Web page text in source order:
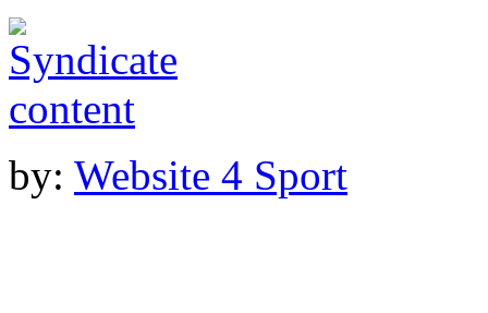
by: Website 4 Sport